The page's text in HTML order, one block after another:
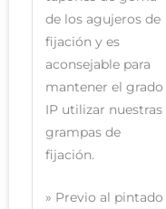
de los agujeros de
fijación y es
aconsejable para
mantener el grado
IP utilizar nuestras
grampas de
fijación.
» Previo al pintado